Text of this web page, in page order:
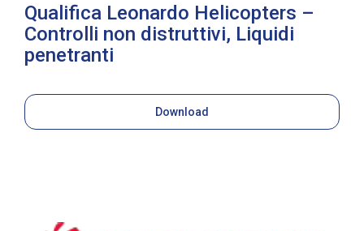
Qualifica Leonardo Helicopters –
Controlli non distruttivi, Liquidi
penetranti
Download